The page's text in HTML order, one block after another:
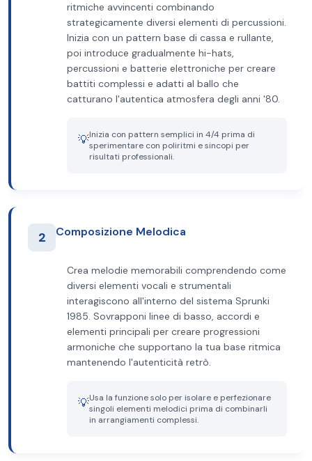
ritmiche avvincenti combinando
strategicamente diversi elementi di percussioni.
Inizia con un pattern base di cassa e rullante,
poi introduce gradualmente hi-hats,
percussioni e batterie elettroniche per creare
battiti complessi e adatti al ballo che
catturano l'autentica atmosfera degli anni '80.
💡Inizia con pattern semplici in 4/4 prima di
sperimentare con poliritmi e sincopi per
risultati professionali.
2 Composizione Melodica
Crea melodie memorabili comprendendo come
diversi elementi vocali e strumentali
interagiscono all'interno del sistema Sprunki
1985. Sovrapponi linee di basso, accordi e
elementi principali per creare progressioni
armoniche che supportano la tua base ritmica
mantenendo l'autenticità retrò.
💡Usa la funzione solo per isolare e perfezionare
singoli elementi melodici prima di combinarli
in arrangiamenti complessi.